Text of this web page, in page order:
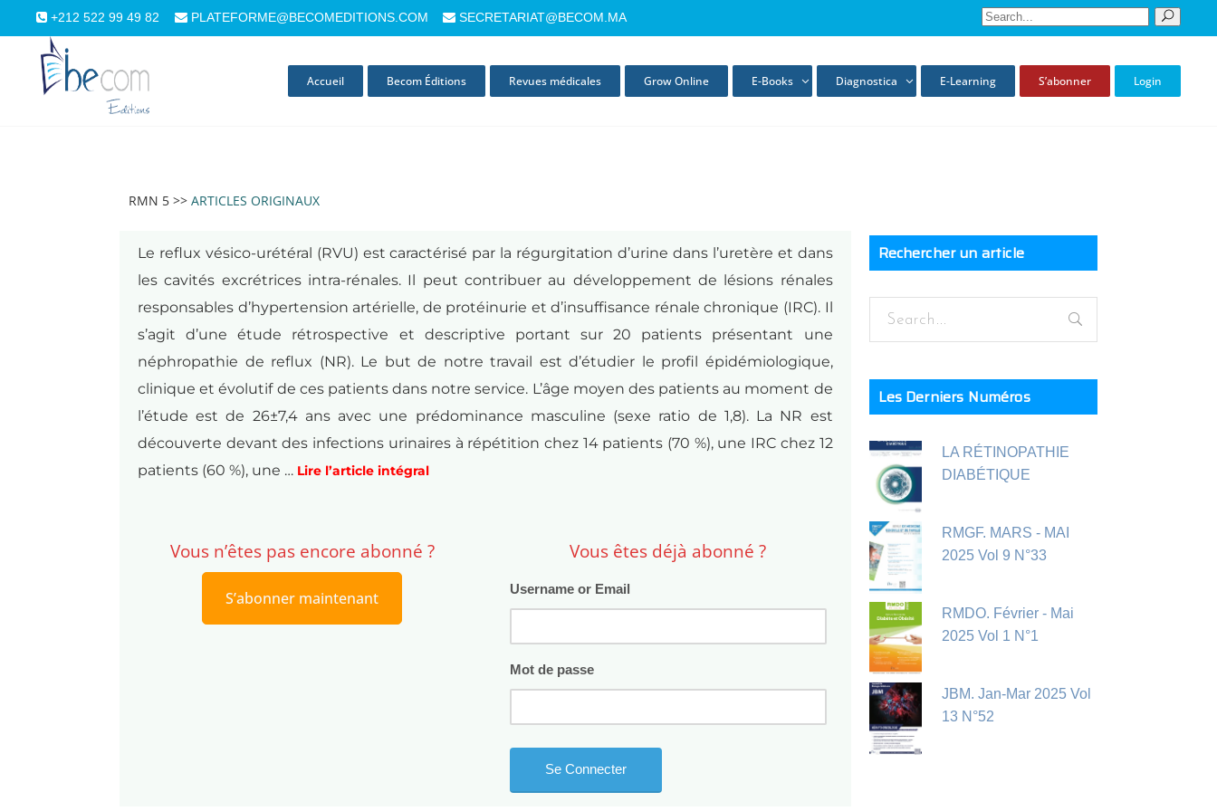
+212 522 99 49 82 PLATEFORME@BECOMEDITIONS.COM SECRETARIAT@BECOM.MA
Accueil Becom Éditions Revues médicales Grow Online E-Books Diagnostica E-Learning S’abonner Login
RMN 5 >> ARTICLES ORIGINAUX
Le reflux vésico-urétéral (RVU) est caractérisé par la régurgitation d’urine dans l’uretère et dans
les cavités excrétrices intra-rénales. Il peut contribuer au développement de lésions rénales
responsables d’hypertension artérielle, de protéinurie et d’insuffisance rénale chronique (IRC). Il
s’agit d’une étude rétrospective et descriptive portant sur 20 patients présentant une
néphropathie de reflux (NR). Le but de notre travail est d’étudier le profil épidémiologique,
clinique et évolutif de ces patients dans notre service. L’âge moyen des patients au moment de
l’étude est de 26±7,4 ans avec une prédominance masculine (sexe ratio de 1,8). La NR est
découverte devant des infections urinaires à répétition chez 14 patients (70 %), une IRC chez 12
patients (60 %), une … Lire l’article intégral
Vous n’êtes pas encore abonné ?
S’abonner maintenant
Vous êtes déjà abonné ?
Username or Email
Mot de passe
Rechercher un article
Les Derniers Numéros
LA RÉTINOPATHIE
DIABÉTIQUE
RMGF. MARS - MAI
2025 Vol 9 N°33
RMDO. Février - Mai
2025 Vol 1 N°1
JBM. Jan-Mar 2025 Vol
13 N°52